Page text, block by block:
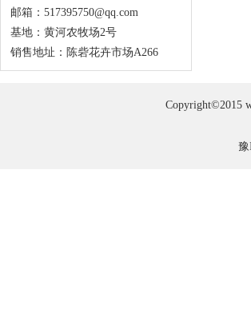
邮箱：517395750@qq.com
基地：黄河农牧场2号
销售地址：陈砦花卉市场A266
Copyright©2015
豫